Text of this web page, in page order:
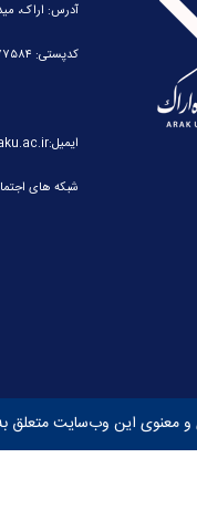
آدرس: اراک،
کدپستی: ۳۸۴۸۱۷۷۵۸۴
ایمیل:e-dabir@araku.ac.ir
شبکه های
معنوی این وب‌سایت متعلق